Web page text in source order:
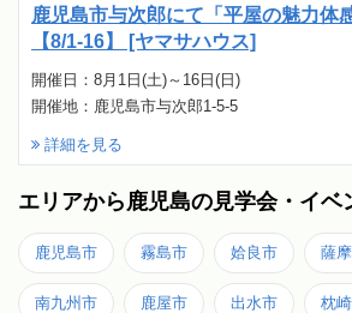
鹿児島市与次郎にて「平屋の魅力体
【8/1-16】 [ヤマサハウス]
開催日：8月1日(土)～16日(日)
開催地：鹿児島市与次郎1-5-5
詳細を見る
エリアから鹿児島の見学会・イベ
鹿児島市 霧島市 姶良市 薩
南九州市 鹿屋市 出水市 枕